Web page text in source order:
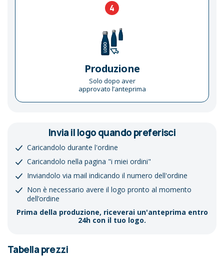
4
Produzione
Solo dopo aver
approvato l’anteprima
Invia il logo quando preferisci
Caricandolo durante l'ordine
Caricandolo nella pagina "i miei ordini"
Inviandolo via mail indicando il numero dell'ordine
Non è necessario avere il logo pronto al momento
dell’ordine
Prima della produzione, riceverai un'anteprima entro
24h con il tuo logo.
Tabella prezzi